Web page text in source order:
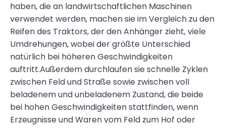
haben, die an landwirtschaftlichen Maschinen
verwendet werden, machen sie im Vergleich zu den
Reifen des Traktors, der den Anhänger zieht, viele
Umdrehungen, wobei der größte Unterschied
natürlich bei höheren Geschwindigkeiten
auftritt.Außerdem durchlaufen sie schnelle Zyklen
zwischen Feld und Straße sowie zwischen voll
beladenem und unbeladenem Zustand, die beide
bei hohen Geschwindigkeiten stattfinden, wenn
Erzeugnisse und Waren vom Feld zum Hof oder